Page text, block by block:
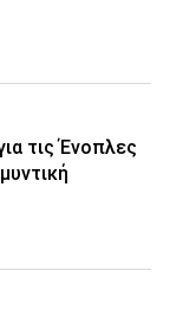
τις Ένοπλες